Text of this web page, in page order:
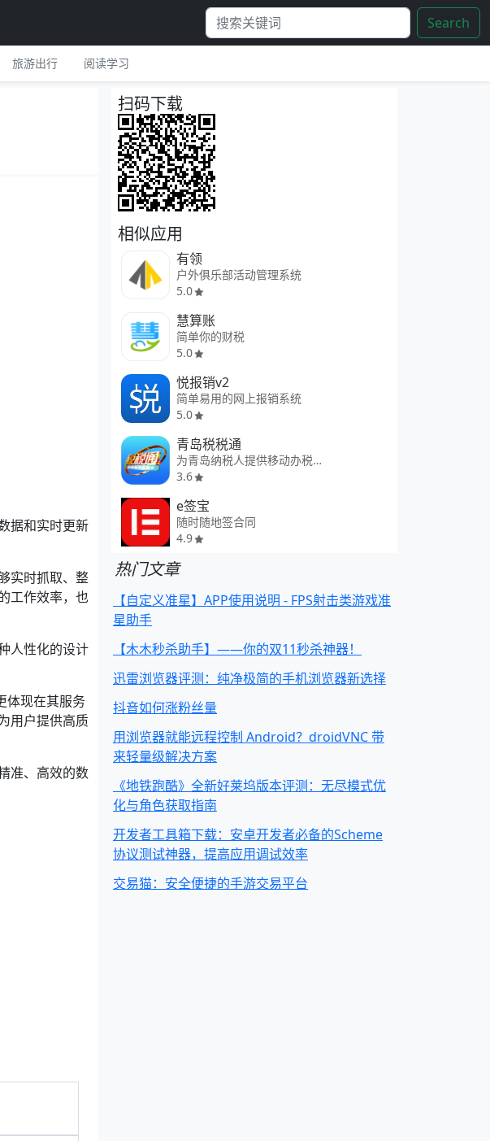
Search
旅游出行 阅读学习
据和实时更新
实时抓取、整
工作效率，也
人性化的设计
体现在其服务
用户提供高质
准、高效的数
扫码下载
相似应用
有领
户外俱乐部活动管理系统
5.0
慧算账
简单你的财税
5.0
悦报销v2
简单易用的网上报销系统
5.0
青岛税税通
为青岛纳税人提供移动办税服务
3.6
e签宝
随时随地签合同
4.9
热门文章
【自定义准星】APP使用说明 - FPS射击类游戏准
星助手
【木木秒杀助手】——你的双11秒杀神器！
迅雷浏览器评测：纯净极简的手机浏览器新选择
抖音如何涨粉丝量
用浏览器就能远程控制 Android？droidVNC 带
来轻量级解决方案
《地铁跑酷》全新好莱坞版本评测：无尽模式优
化与角色获取指南
开发者工具箱下载：安卓开发者必备的Scheme
协议测试神器，提高应用调试效率
交易猫：安全便捷的手游交易平台